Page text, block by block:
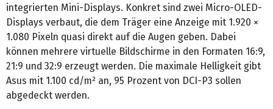
integrierten Mini-Displays. Konkret sind zwei Micro-OLED-
Displays verbaut, die dem Träger eine Anzeige mit 1.920 ×
1.080 Pixeln quasi direkt auf die Augen geben. Dabei
können mehrere virtuelle Bildschirme in den Formaten 16:9,
21:9 und 32:9 erzeugt werden. Die maximale Helligkeit gibt
Asus mit 1.100 cd/m² an, 95 Prozent von DCI-P3 sollen
abgedeckt werden.